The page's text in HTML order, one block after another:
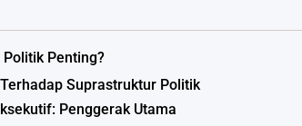
Penting?
Suprastruktur Politik
Penggerak Utama